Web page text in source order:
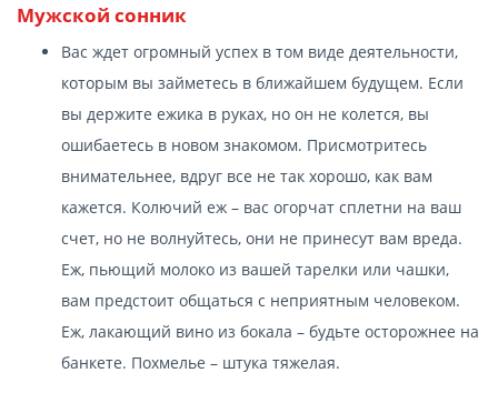
Мужской сонник
Вас ждет огромный успех в том виде деятельности,
которым вы займетесь в ближайшем будущем. Если
вы держите ежика в руках, но он не колется, вы
ошибаетесь в новом знакомом. Присмотритесь
внимательнее, вдруг все не так хорошо, как вам
кажется. Колючий еж – вас огорчат сплетни на ваш
счет, но не волнуйтесь, они не принесут вам вреда.
Еж, пьющий молоко из вашей тарелки или чашки,
вам предстоит общаться с неприятным человеком.
Еж, лакающий вино из бокала – будьте осторожнее на
банкете. Похмелье – штука тяжелая.